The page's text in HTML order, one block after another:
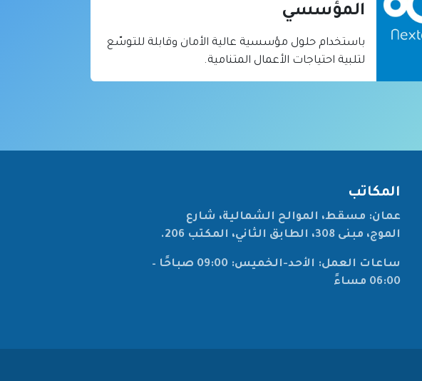
المؤسسي
باستخدام حلول مؤسسية عالية الأمان وقابلة للتوسّع
لتلبية احتياجات الأعمال المتنامية.
المكاتب
عمان: مسقط، الموالح الشمالية، شارع
الموج، مبنى 308، الطابق الثاني، المكتب 206.
ساعات العمل: الأحد-الخميس: 09:00 صباحًا –
06:00 مساءً